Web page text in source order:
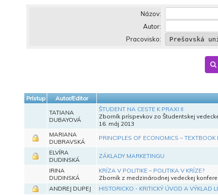
Názov:
Autor:
Pracovisko:
Prístup
Autor/Editor
TATIANA
DUBAYOVÁ
ŠTUDENT NA CESTE K PRAXI II
Zborník príspevkov zo Študentskej
16. máj 2013
MARIANA
DUBRAVSKÁ
PRINCIPLES OF ECONOMICS –
ELVÍRA
DUDINSKÁ
ZÁKLADY MARKETINGU
IRINA
DUDINSKÁ
KRÍZA V POLITIKE – POLITIKA V KRÍZE?
Zborník z medzinárodnej vedeckej
ANDREJ DUPEJ
HISTORICKO - KRITICKÝ ÚVOD A VÝKLAD